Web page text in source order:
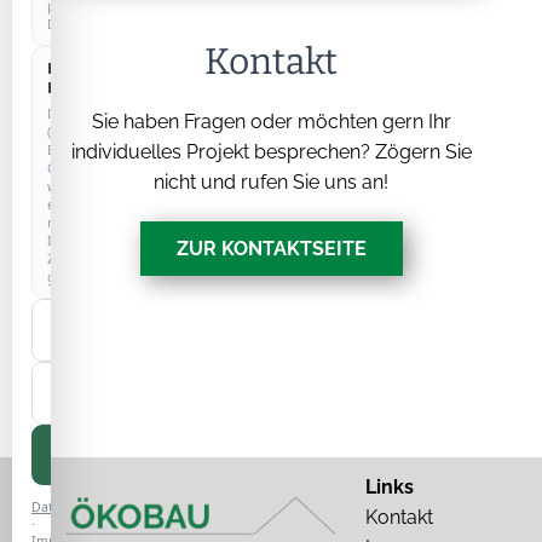
Kontakt
Sie haben Fragen oder möchten gern Ihr
individuelles Projekt besprechen? Zögern Sie
nicht und rufen Sie uns an!
ZUR KONTAKTSEITE
Links
Kontakt
personenbezogenen
Daten.
Externe
Dienste
Drittanbieter
(z.
B.
Google)
werden
erst
nach
Ihrer
Zustimmung
geladen.
akzeptieren
Datenschutz
·